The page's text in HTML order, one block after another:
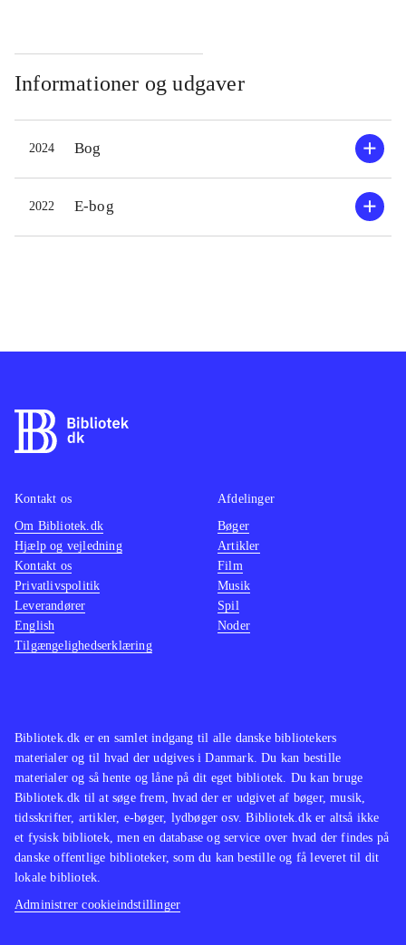
Informationer og udgaver
2024 Bog
2022 E-bog
Bibliotek.dk er en samlet indgang til alle danske bibliotekers
materialer og til hvad der udgives i Danmark. Du kan bestille
materialer og så hente og låne på dit eget bibliotek. Du kan bruge
Bibliotek.dk til at søge frem, hvad der er udgivet af bøger, musik,
tidsskrifter, artikler, e-bøger, lydbøger osv. Bibliotek.dk er altså ikke
et fysisk bibliotek, men en database og service over hvad der findes på
danske offentlige biblioteker, som du kan bestille og få leveret til dit
lokale bibliotek.
Administrer cookieindstillinger
Kontakt os
Om Bibliotek.dk
Hjælp og vejledning
Kontakt os
Privatlivspolitik
Leverandører
English
Tilgængelighedserklæring
Afdelinger
Bøger
Artikler
Film
Musik
Spil
Noder